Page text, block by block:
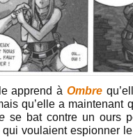
apprend à Ombre
qu’elle a maintenant
se bat contre un ours
voulaient espionner